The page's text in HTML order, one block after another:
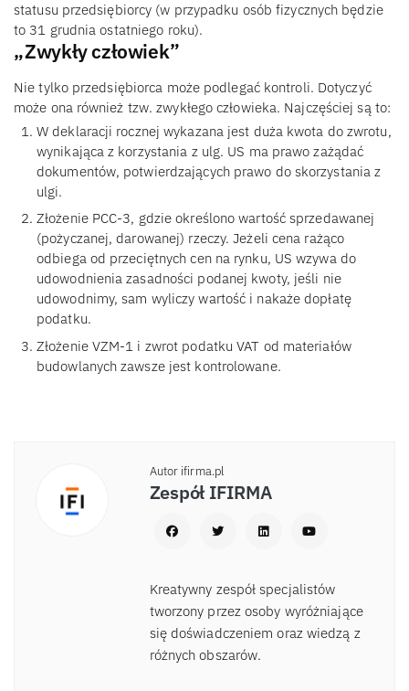
statusu przedsiębiorcy (w przypadku osób fizycznych będzie
to 31 grudnia ostatniego roku).
„Zwykły człowiek”
Nie tylko przedsiębiorca może podlegać kontroli. Dotyczyć
może ona również tzw. zwykłego człowieka. Najczęściej są to:
W deklaracji rocznej wykazana jest duża kwota do zwrotu,
wynikająca z korzystania z ulg. US ma prawo zażądać
dokumentów, potwierdzających prawo do skorzystania z
ulgi.
Złożenie PCC-3, gdzie określono wartość sprzedawanej
(pożyczanej, darowanej) rzeczy. Jeżeli cena rażąco
odbiega od przeciętnych cen na rynku, US wzywa do
udowodnienia zasadności podanej kwoty, jeśli nie
udowodnimy, sam wyliczy wartość i nakaże dopłatę
podatku.
Złożenie VZM-1 i zwrot podatku VAT od materiałów
budowlanych zawsze jest kontrolowane.
Autor ifirma.pl
Zespół IFIRMA
Kreatywny zespół specjalistów
tworzony przez osoby wyróżniające
się doświadczeniem oraz wiedzą z
różnych obszarów.